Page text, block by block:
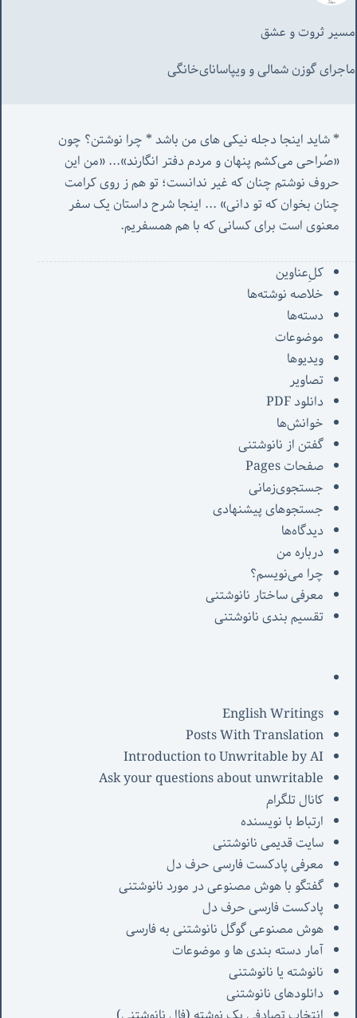
مسیر ثروت و عشق
ماجرای گوزن شمالی و‌ ویپاسانای‌خانگی
«صُراحی می‌کشم پنهان‌ و مردم‌ دفتر انگارند»... «
چنان بخوان که تو دانی» ...
معنوی است برای کسانی که با هم همسفریم.
کل‌ِعناوین
خلاصه نوشته‌ها
دسته‌ها
موضوعات
ویدیوها
تصاویر
دانلود PDF
خوانش‌ها
گفتن از نانوشتنی
صفحات Pages
جستجوی‌زمانی
جستجوهای پیشنهادی
دیدگاه‌ها
درباره من
چرا می‌نویسم؟
معرفی‌ ساختار نانوشتنی
تقسیم بندی نانوشتنی
English Writings
Posts With Translation
Introduction to Unwritable by AI
Ask your questions about unwritable
کانال تلگرام
ارتباط با نویسنده
سایت قدیمی نانوشتنی
معرفی پادکست فارسی حرف دل
گفتگو با هوش مصنوعی در مورد نانوشتنی
پادکست فارسی حرف دل
هوش مصنوعی گوگل نانوشتنی به فارسی
آمار دسته بندی ها و موضوعات
نانوشته یا نانوشتنی
دانلودهای نانوشتنی